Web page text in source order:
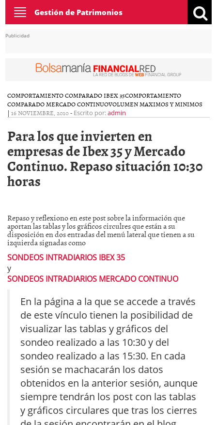
Toggle
navigation
Gestión de Patrimonios
Publicidad
COMPORTAMIENTO COMPARADO IBEX 35COMPORTAMIENTO
COMPARADO MERCADO CONTINUOVOLUMEN MAXIMOS Y MINIMOS
| 16 NOVIEMBRE, 2010- Escrito por:admin
Para los que invierten en
empresas de Ibex 35 y Mercado
Continuo. Repaso situación 10:30
horas
Repaso y reflexiono en este post sobre la información que
aportan las tablas y los gráficos circulres que están a su
disposición en dos entradas del menú lateral que tienen a su
izquierda signadas como
SONDEOS INTRADIARIOS IBEX 35
y
SONDEOS INTRADIARIOS MERCADO CONTINUO
En la página a la que se accede a través
de este vínculo tienen la posibilidad de
visualizar las tablas y gráficos del
sondeo realizado a las 10:30 y del
sondeo realizado a las 15:30. En cada
sesión se machacarán los datos
obtenidos en la anterior sesión, aunque
siempre tendrán los post con las tablas
y gráficos circulares que tras los cierres